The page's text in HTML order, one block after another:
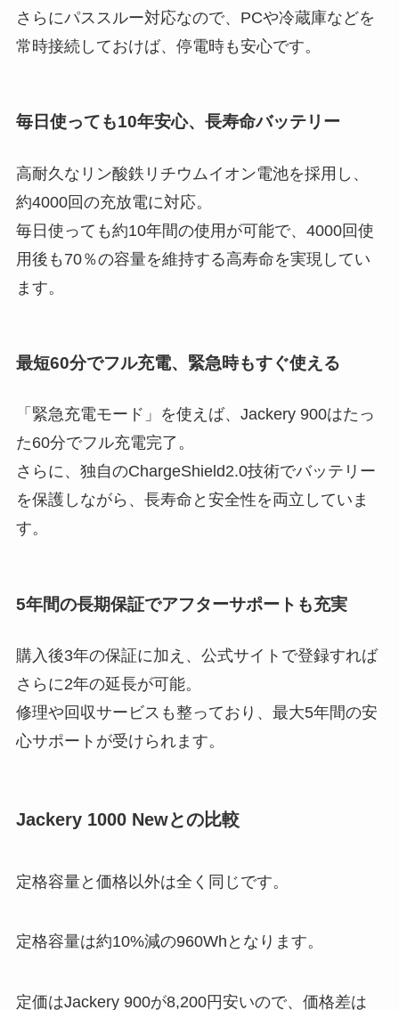
さらにパススルー対応なので、PCや冷蔵庫などを
常時接続しておけば、停電時も安心です。
毎日使っても10年安心、長寿命バッテリー
高耐久なリン酸鉄リチウムイオン電池を採用し、
約4000回の充放電に対応。
毎日使っても約10年間の使用が可能で、4000回使
用後も70％の容量を維持する高寿命を実現してい
ます。
最短60分でフル充電、緊急時もすぐ使える
「緊急充電モード」を使えば、Jackery 900はたっ
た60分でフル充電完了。
さらに、独自のChargeShield2.0技術でバッテリー
を保護しながら、長寿命と安全性を両立していま
す。
5年間の長期保証でアフターサポートも充実
購入後3年の保証に加え、公式サイトで登録すれば
さらに2年の延長が可能。
修理や回収サービスも整っており、最大5年間の安
心サポートが受けられます。
Jackery 1000 Newとの比較
定格容量と価格以外は全く同じです。
定格容量は約10%減の960Whとなります。
定価はJackery 900が8,200円安いので、価格差は